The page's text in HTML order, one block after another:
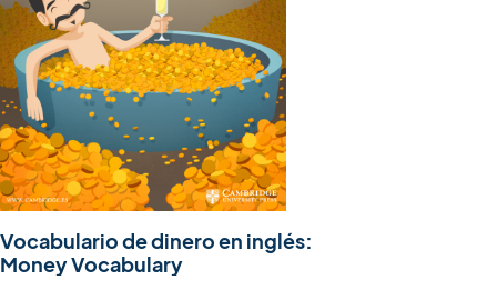
Vocabulario de dinero en inglés:
Money Vocabulary